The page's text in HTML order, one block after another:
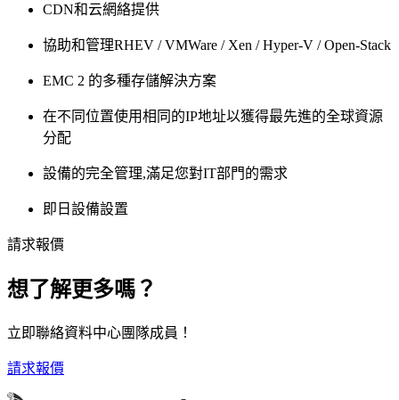
CDN和云網絡提供
協助和管理RHEV / VMWare / Xen / Hyper-V / Open-Stack
EMC 2 的多種存儲解決方案
在不同位置使用相同的IP地址以獲得最先進的全球資源
分配
設備的完全管理,滿足您對IT部門的需求
即日設備設置
請求報價
想了解更多嗎？
立即聯絡資料中心團隊成員！
請求報價